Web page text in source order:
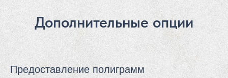
Дополнительные опции
Предоставление полиграмм